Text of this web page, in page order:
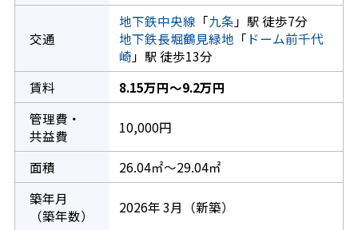
交通
地下鉄中央線 「九条 」駅 徒歩7分
地下鉄長堀鶴見緑地 「 ドーム前千代
崎 」駅 徒歩13分
賃料
8.15万円～9.2万円
管理費・
共益費
10,000円
面積
26.04㎡～29.04㎡
築年月
（築年数）
2026年 3月（新築）